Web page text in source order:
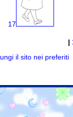
17
|
il sito nei preferiti